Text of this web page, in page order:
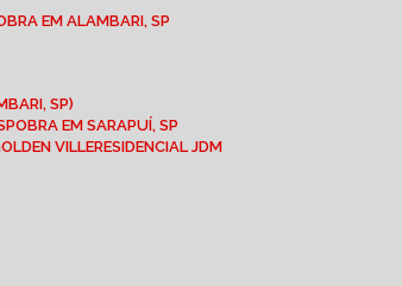
OBRA EM ALAMBARI, SP
SP)
OBRA EM SARAPUÍ, SP
VILLE RESIDENCIAL JDM